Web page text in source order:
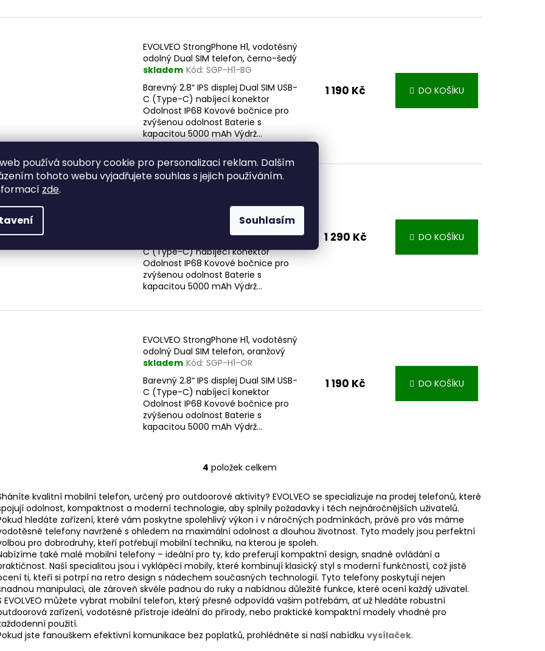
používá soubory cookie pro personalizaci reklam. Dalším
tohoto webu vyjadřujete souhlas s jejich používáním.
zde.
Souhlasím
EVOLVEO StrongPhone H1, vodotěsný
odolný Dual SIM telefon, černo-šedý
skladem Kód: SGP-H1-BG
Barevný 2.8“ IPS displej Dual SIM USB-
C (Type-C) nabíjecí konektor
Odolnost IP68 Kovové bočnice pro
zvýšenou odolnost Baterie s
kapacitou 5000 mAh Výdrž...
1 190 Kč DO KOŠÍKU
SGP-H1-HNT
C (Type-C) nabíjecí konektor
Odolnost IP68 Kovové bočnice pro
zvýšenou odolnost Baterie s
kapacitou 5000 mAh Výdrž...
1 290 Kč DO KOŠÍKU
EVOLVEO StrongPhone H1, vodotěsný
odolný Dual SIM telefon, oranžový
skladem Kód: SGP-H1-OR
Barevný 2.8“ IPS displej Dual SIM USB-
C (Type-C) nabíjecí konektor
Odolnost IP68 Kovové bočnice pro
zvýšenou odolnost Baterie s
kapacitou 5000 mAh Výdrž...
1 190 Kč DO KOŠÍKU
O
l
á
d
a
c
í
p
r
v
k
y
4 položek celkem
kvalitní mobilní telefon, určený pro outdoorové aktivity? EVOLVEO se specializuje na prodej telefonů, které
odolnost, kompaktnost a moderní technologie, aby splnily požadavky i těch nejnáročnějších uživatelů.
hledáte zařízení, které vám poskytne spolehlivý výkon i v náročných podmínkách, právě pro vás máme
telefony navržené s ohledem na maximální odolnost a dlouhou životnost. Tyto modely jsou perfektní
pro dobrodruhy, kteří potřebují mobilní techniku, na kterou je spoleh.
také malé mobilní telefony – ideální pro ty, kdo preferují kompaktní design, snadné ovládání a
Naší specialitou jsou i vyklápěcí mobily, které kombinují klasický styl s moderní funkčností, což jistě
ti, kteří si potrpí na retro design s nádechem současných technologií. Tyto telefony poskytují nejen
manipulaci, ale zároveň skvěle padnou do ruky a nabídnou důležité funkce, které ocení každý uživatel.
EVOLVEO můžete vybrat mobilní telefon, který přesně odpovídá vašim potřebám, ať už hledáte robustní
zařízení, vodotěsné přístroje ideální do přírody, nebo praktické kompaktní modely vhodné pro
použití.
jste fanouškem efektivní komunikace bez poplatků, prohlédněte si naší nabídku vysílaček.